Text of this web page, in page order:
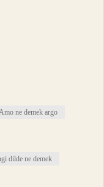
ne demek argo
dilde ne demek